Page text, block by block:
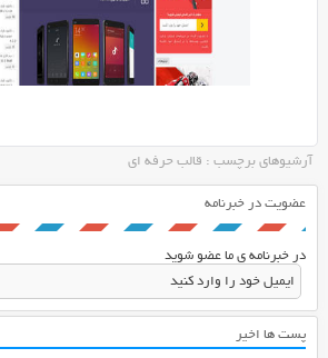
آرشیوهای برچسب : قالب حرفه ای
عضویت در خبرنامه
در خبرنامه ی ما عضو شوید
پست ها اخیر